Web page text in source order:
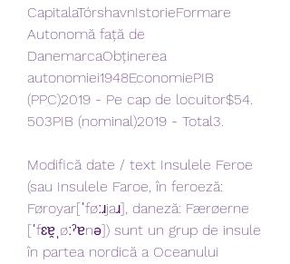
CapitalaTórshavnIstorieFormare
Autonomă față de
DanemarcaObținerea
autonomiei1948EconomiePIB
(PPC)2019 - Pe cap de locuitor$54.
503PIB (nominal)2019 - Total3.
Modifică date / text Insulele Feroe
(sau Insulele Faroe, în feroeză:
Føroyar[ˈføːɹjaɹ], daneză: Færøerne
[ˈfɛɐ̯ˌøːˀɐnə]) sunt un grup de insule
în partea nordică a Oceanului